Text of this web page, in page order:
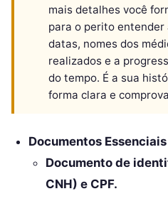
mais detalhes você
para o perito entender
datas, nomes dos
realizados e a
do tempo. É a sua
forma clara e
Documentos
Documento de
CNH) e CPF.